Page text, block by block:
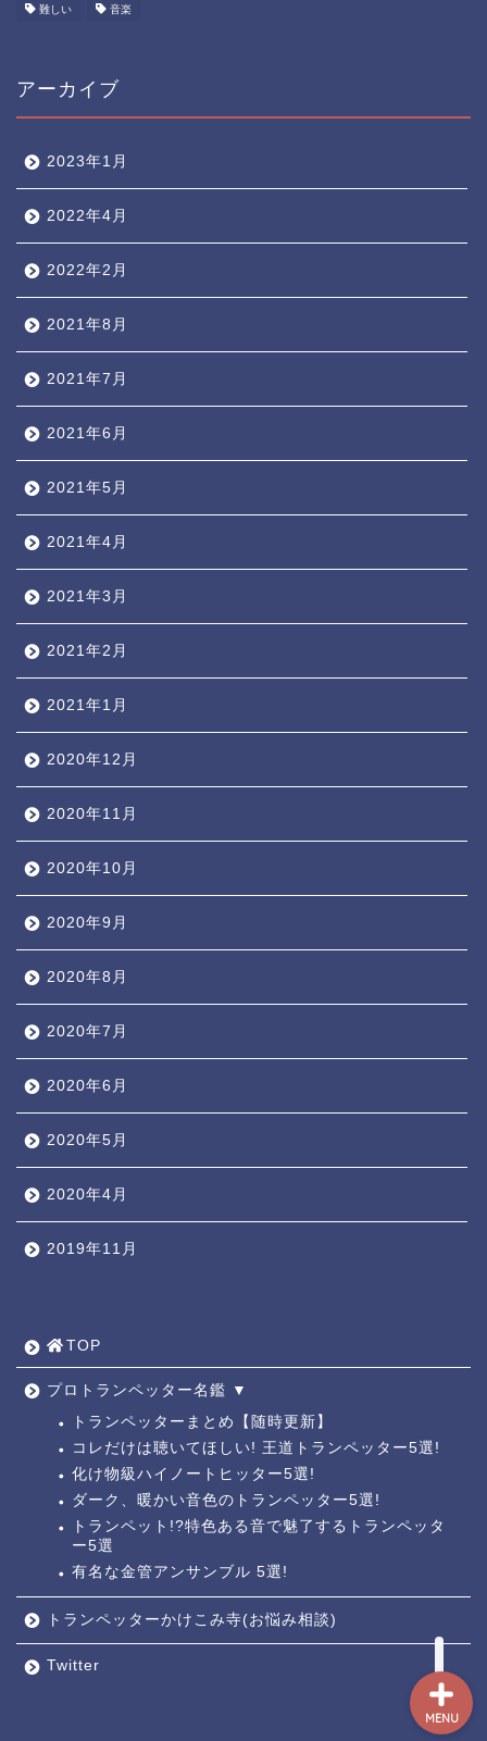
難しい 音楽
アーカイブ
2023年1月
2022年4月
2022年2月
2021年8月
2021年7月
2021年6月
2021年5月
2021年4月
2021年3月
2021年2月
2021年1月
2020年12月
2020年11月
2020年10月
2020年9月
2020年8月
2020年7月
2020年6月
2020年5月
2020年4月
2019年11月
TOP
プロトランペッター名鑑 ▼
トランペッターまとめ【随時更新】
コレだけは聴いてほしい! 王道トランペッター5選!
化け物級ハイノートヒッター5選!
ダーク、暖かい音色のトランペッター5選!
トランペット!?特色ある音で魅了するトランペッタ
ー5選
有名な金管アンサンブル 5選!
トランペッターかけこみ寺(お悩み相談)
Twitter
MENU
トランペッター名鑑 ┫
トランペットの練習法 ┫
お悩み相談回答┛